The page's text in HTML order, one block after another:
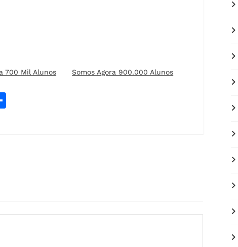
700 Mil Alunos Somos Agora 900.000 Alunos